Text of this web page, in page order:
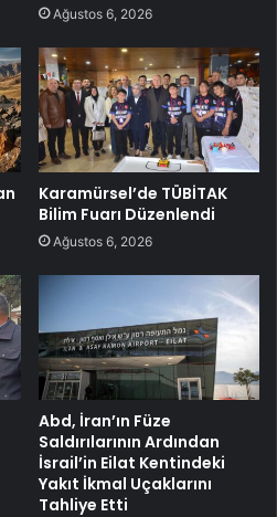
Ağustos 6, 2026
Karamürsel’de TÜBİTAK
Bilim Fuarı Düzenlendi
Ağustos 6, 2026
Abd, İran’ın Füze
Saldırılarının Ardından
İsrail’in Eilat Kentindeki
Yakıt İkmal Uçaklarını
Tahliye Etti